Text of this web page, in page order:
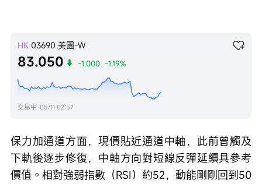
HK 03690 美團-W
83.050 -1.000 -1.19%
交易中 05/11 02:57
保力加通道方面，現價貼近通道中軸，此前曾觸及
下軌後逐步修復，中軸方向對短線反彈延續具參考
價值。相對強弱指數（RSI）約52，動能剛剛回到50